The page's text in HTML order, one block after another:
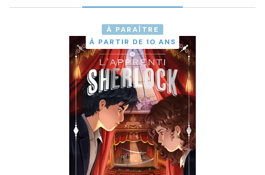
À PARAÎTRE
À PARTIR DE 10 ANS